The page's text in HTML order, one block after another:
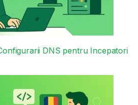
DNS pentru Incepatori